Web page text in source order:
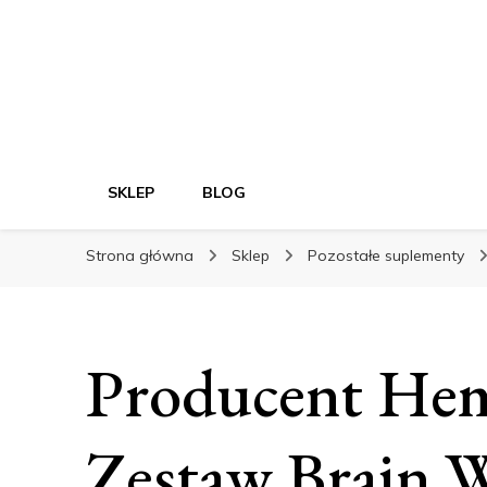
SKLEP BLOG
Strona główna Sklep Pozostałe suplementy
Producent